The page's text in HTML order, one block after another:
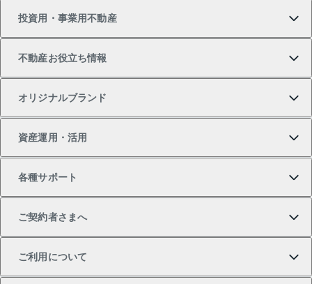
中古マンションの購入
一戸建ての売却・査定
物件を借りる
貸したいTOP
投資用・事業用不動産
不動産お役立ち情報
オリジナルブランド
一棟リノベーションマンション L`GENTE（ルジェン
テ）
投資用一棟レジデンスWELL SQUARE（ウェルスクエ
ア）
資産運用・活用
各種サポート
ご契約者さまへ
ご利用について